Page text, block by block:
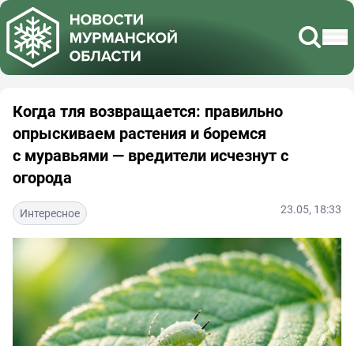
Когда тля возвращается: правильно
опрыскиваем растения и боремся
с муравьями — вредители исчезнут с
огорода
Интересное 23.05, 18:33